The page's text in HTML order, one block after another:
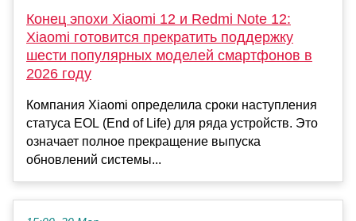
Конец эпохи Xiaomi 12 и Redmi Note 12:
Xiaomi готовится прекратить поддержку
шести популярных моделей смартфонов в
2026 году
Компания Xiaomi определила сроки наступления
статуса EOL (End of Life) для ряда устройств. Это
означает полное прекращение выпуска
обновлений системы...